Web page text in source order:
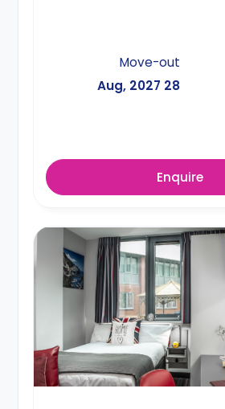
Move-out
28 Aug, 2027
Enquire